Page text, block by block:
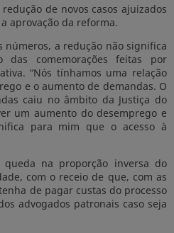
de novos casos ajuizados
aprovação da reforma.
números, a redução não significa
das comemorações feitas por
“Nós tínhamos uma relação
e o aumento de demandas. O
caiu no âmbito da Justiça do
um aumento do desemprego e
para mim que o acesso à
na proporção inversa do
com o receio de que, com as
de pagar custas do processo
advogados patronais caso seja